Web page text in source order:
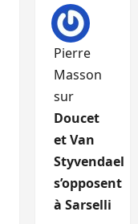
Pierre
Masson
sur
Doucet
et Van
Styvendael
s’opposent
à Sarselli